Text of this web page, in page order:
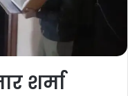
शर्मा